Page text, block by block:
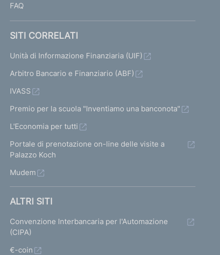
FAQ
SITI CORRELATI
Unità di Informazione Finanziaria (UIF)
Arbitro Bancario e Finanziario (ABF)
IVASS
Premio per la scuola "Inventiamo una banconota"
L'Economia per tutti
Portale di prenotazione on-line delle visite a
Palazzo Koch
Mudem
ALTRI SITI
Convenzione Interbancaria per l'Automazione
(CIPA)
€-coin